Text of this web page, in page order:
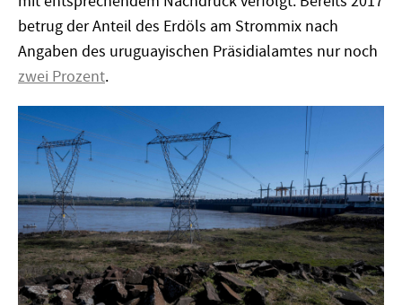
betrug der Anteil des Erdöls am Strommix nach
Angaben des uruguayischen Präsidialamtes nur noch
zwei Prozent.